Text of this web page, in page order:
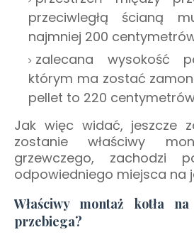
przeciwległą ścianą
najmniej 200
zalecana wysokość
którym ma zostać
pellet to 220
Jak więc widać, jeszcze
zostanie właściwy
grzewczego, zachodzi
odpowiedniego miejsca na
Właściwy montaż kotła
przebiega?